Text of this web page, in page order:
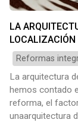
LA
Reformas
La arquitectura
hemos contado
reforma, el
unaarquitectura